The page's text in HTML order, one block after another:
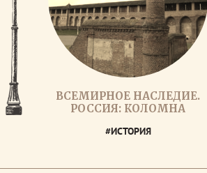
ВСЕМИРНОЕ НАСЛЕДИЕ.
РОССИЯ: КОЛОМНА
#ИСТОРИЯ